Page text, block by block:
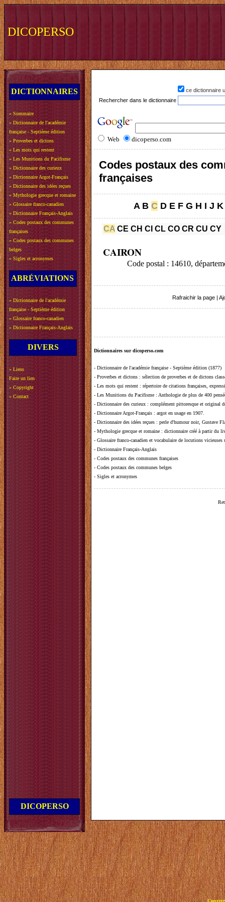
DICOPERSO
DICTIONNAIRES
» Sommaire
» Dictionnaire de l'académie
française - Septième édition
» Proverbes et dictons
» Les mots qui restent
» Les Munitions du Pacifisme
» Dictionnaire des curieux
» Dictionnaire Argot-Français
» Dictionnaire des idées reçues
» Mythologie grecque et romaine
» Glossaire franco-canadien
» Dictionnaire Français-Anglais
» Codes postaux des communes
françaises
» Codes postaux des communes
belges
» Sigles et acronymes
ABRÉVIATIONS
» Dictionnaire de l'académie
française - Septième édition
» Glossaire franco-canadien
» Dictionnaire Français-Anglais
DIVERS
» Liens
Faire un lien
» Copyright
» Contact
DICOPERSO
ce dictionnaire
Rechercher dans le dictionnaire
Web dicoperso.com
Codes postaux des
françaises
A B C D E F G H I J K
CA CE CH CI CL CO CR CU CY
CAIRON
Code postal : 14610,
Rafraichir la page
Dictionnaires sur dicoperso.com
- Dictionnaire de l'académie française - Septième édition (1877)
- Proverbes et dictons : sélection de proverbes et de dictons
- Les mots qui restent : répertoire de citations françaises,
- Les Munitions du Pacifisme : Anthologie de plus de 400
- Dictionnaire des curieux : complément pittoresque et original
- Dictionnaire Argot-Français : argot en usage en 1907.
- Dictionnaire des idées reçues : perle d'humour noir, Gustave
- Mythologie grecque et romaine : dictionnaire créé à partir du
- Glossaire franco-canadien et vocabulaire de locutions vicieuses
- Dictionnaire Français-Anglais
- Codes postaux des communes françaises
- Codes postaux des communes belges
- Sigles et acronymes